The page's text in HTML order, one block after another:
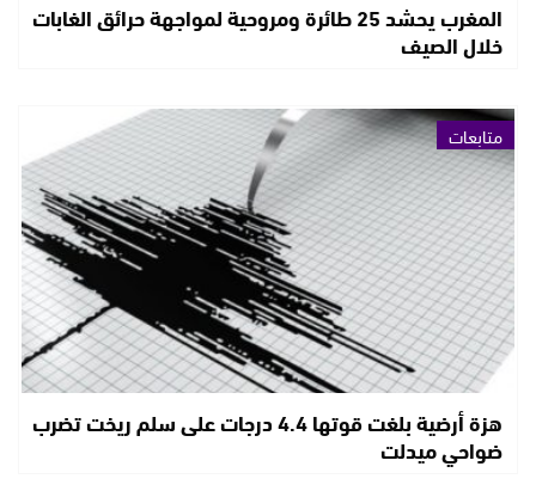
المغرب يحشد 25 طائرة ومروحية لمواجهة حرائق الغابات
خلال الصيف
متابعات
هزة أرضية بلغت قوتها 4.4 درجات على سلم ريخت تضرب
ضواحي ميدلت